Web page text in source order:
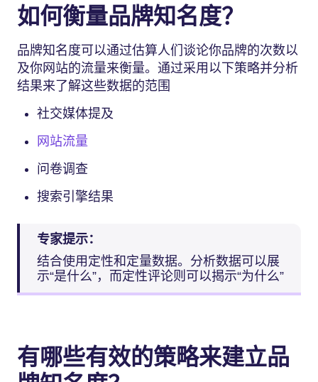
如何衡量品牌知名度？
品牌知名度可以通过估算人们谈论你品牌的次数以
及你网站的流量来衡量。通过采用以下策略并分析
结果来了解这些数据的范围
社交媒体提及
网站流量
问卷调查
搜索引擎结果
专家提示：
结合使用定性和定量数据。分析数据可以展
示“是什么”，而定性评论则可以揭示“为什么”
有哪些有效的策略来建立品